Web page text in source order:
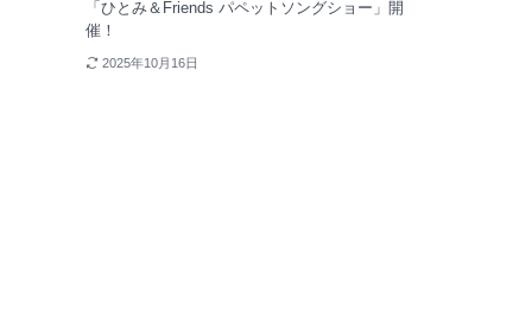
「ひとみ＆Friends パペットソングショー」開
催！
2025年10月16日